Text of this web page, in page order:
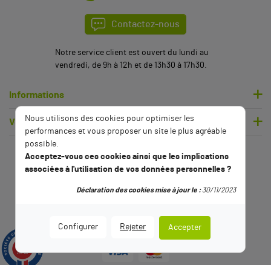
Contactez-nous
Notre service client est ouvert du lundi au
vendredi, de 9h à 12h et de 13h30 à 17h30.
Informations
Votre compte
Nous utilisons des cookies pour optimiser les
performances et vous proposer un site le plus agréable
possible.
Acceptez-vous ces cookies ainsi que les implications
associées à l'utilisation de vos données personnelles ?
Configurer Rejeter Accepter
Déclaration des cookies mise à jour le :30/11/2023
9.5
2791 avis